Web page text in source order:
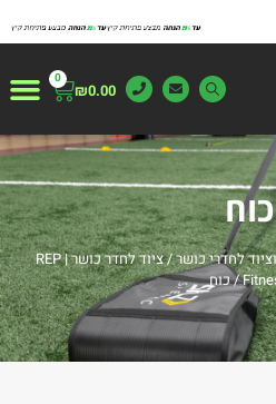
₪0.00
0
כוח
לחדרי כושר/
ציוד לחדר כושר | REP
/ כוח